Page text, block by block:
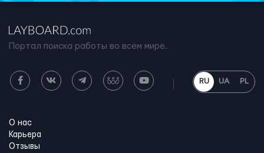
Портал поиска работы во всем мире.
RU UA PL
О нас
Карьера
Отзывы